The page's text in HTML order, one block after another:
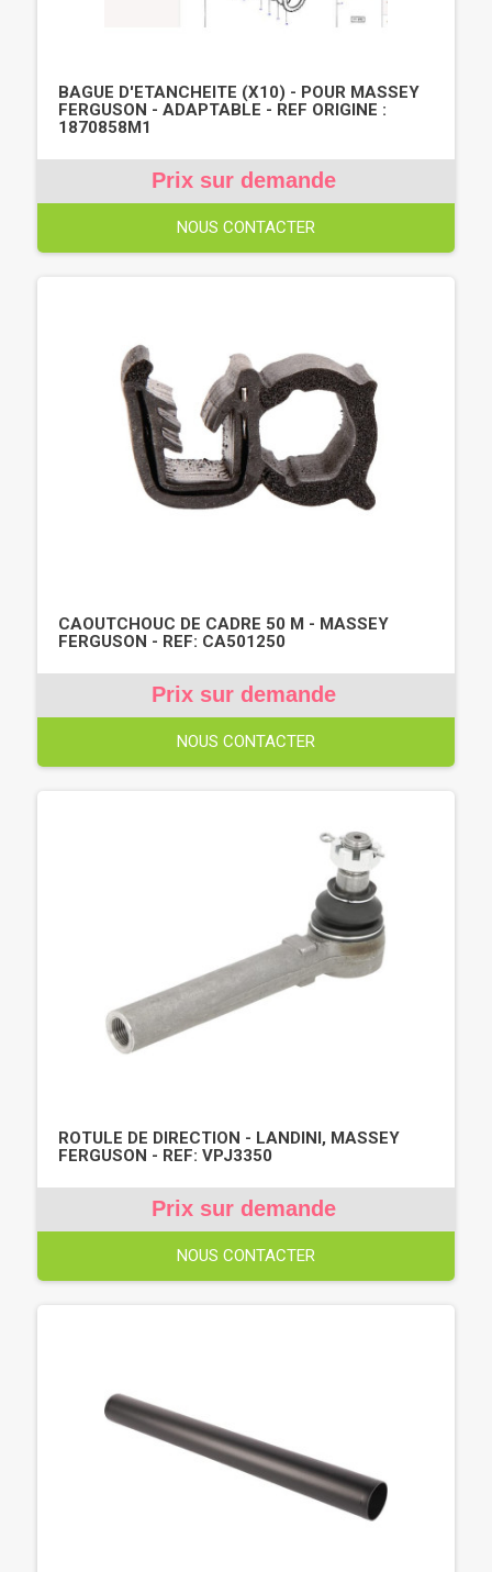
BAGUE D'ETANCHEITE (X10) - POUR MASSEY
FERGUSON - ADAPTABLE - REF ORIGINE :
1870858M1
Prix sur demande
NOUS CONTACTER
CAOUTCHOUC DE CADRE 50 M - MASSEY
FERGUSON - REF: CA501250
Prix sur demande
NOUS CONTACTER
ROTULE DE DIRECTION - LANDINI, MASSEY
FERGUSON - REF: VPJ3350
Prix sur demande
NOUS CONTACTER